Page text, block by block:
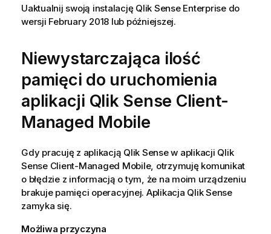
Uaktualnij swoją instalację Qlik Sense Enterprisedo
wersji February 2018 lub późniejszej.
Niewystarczająca ilość
pamięci do uruchomienia
aplikacji Qlik Sense Client-
Managed Mobile
Gdy pracuję z aplikacją Qlik Sensew aplikacji Qlik
Sense Client-Managed Mobile, otrzymuję komunikat
o błędzie z informacją o tym, że na moim urządzeniu
brakuje pamięci operacyjnej. Aplikacja Qlik Sense
zamyka się.
Możliwa przyczyna